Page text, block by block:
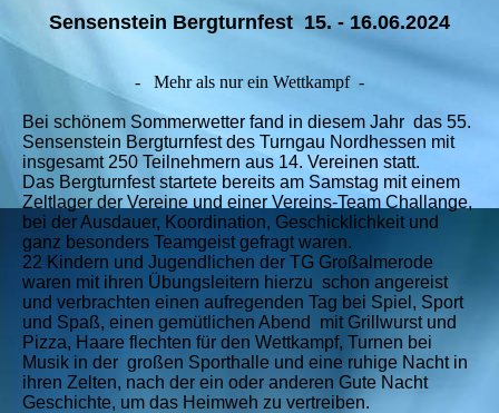
Sensenstein Bergturnfest 15. - 16.06.2024
- Mehr als nur ein Wettkampf -
Bei schönem Sommerwetter fand in diesem Jahr das 55.
Sensenstein Bergturnfest des Turngau Nordhessen mit
insgesamt 250 Teilnehmern aus 14. Vereinen statt.
Das Bergturnfest startete bereits am Samstag mit einem
Zeltlager der Vereine und einer Vereins-Team Challange,
bei der Ausdauer, Koordination, Geschicklichkeit und
ganz besonders Teamgeist gefragt waren.
22 Kindern und Jugendlichen der TG Großalmerode
waren mit ihren Übungsleitern hierzu schon angereist
und verbrachten einen aufregenden Tag bei Spiel, Sport
und Spaß, einen gemütlichen Abend mit Grillwurst und
Pizza, Haare flechten für den Wettkampf, Turnen bei
Musik in der großen Sporthalle und eine ruhige Nacht in
ihren Zelten, nach der ein oder anderen Gute Nacht
Geschichte, um das Heimweh zu vertreiben.